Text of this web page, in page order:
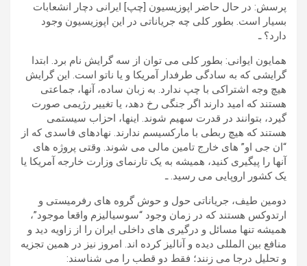
پرسش: در حال حاضر اپوزیسیون [چپ] ایرانی دچار انشعابات
بسیار است. بطور کلی چه جریاناتی در این اپوزیسیون وجود
دارد؟ ـ
همایون ایوانی: بطور کلی می توان از سه گرایش نام برد. ابتدا
گرایشی که به سادگی طرفدار آمریکا و یا ناتو است. این گرایش
هیچ وجه اشتراکی با چپ ندارد. به زبان ساده، آنها، جماعتی
هستند که امید دارند اگر جنگی رخ دهد، یا تغییر رژیمی صورت
گیرد، بتوانند در قدرت سهیم شوند. اینها، احزاب سیستمی
هستند که هیچ ربطی با مارکسیسم ندارند. نهادهای فاسدی که از
“ان جی او” های خارج تامین مالی می شوند. وقتی پروژه های
آنها را پیگیری کنید، همیشه به یک تارنمای وزارت خارجه آمریکا یا
یک کشور اروپایی می رسید. ـ
دومین طیف، جریاناتی حول و حوش گروه های رفرمیستی و
ارتدوکس هستند که در زمان وجود “سوسیالیزم واقعا موجود”،
همیشه تنها مسائل و درگیری های داخلی ایران را از زاویه دید و
منافع بین المللی دیده و آنالیز کرده اند. امروز نیز در همین تجزیه
و تحلیل درجا می زنند؛ فقط دو قطب را می شناسند: